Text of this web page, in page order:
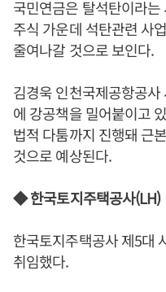
국민연금은 탈석탄이라
주식 가운데 석탄관련 사
줄여나갈 것으로 보인다.
김경욱 인천국제공항공
에 강공책을 밀어붙이고
법적 다툼까지 진행돼 근
것으로 예상된다.
◆ 한국토지주택공사(LH)
한국토지주택공사 제5대
취임했다.